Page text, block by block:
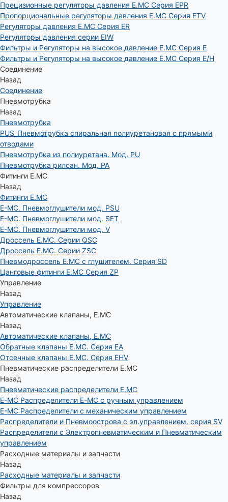
Прецизионные регуляторы давления E.MC Серия EPR
Пропорциональные регуляторы давления E.MC Серия ETV
Регуляторы давления E.MC Серия ER
Регуляторы давления серии EIW
Фильтры и Регуляторы на высокое давление E.MC Серия E
Фильтры и Регуляторы на высокое давление E.MC Серия E/H
Соединение
Назад
Соединение
Пневмотрубка
Назад
Пневмотрубка
PUS_Пневмотрубка спиральная полиуретановая с прямыми
отводами
Пневмотрубка из полиуретана. Мод. РU
Пневмотрубка рилсан. Мод. PA
Фитинги E.MC
Назад
Фитинги E.MC
E-MC. Пневмоглушители мод. PSU
E-MC. Пневмоглушители мод. SET
E-MC. Пневмоглушители мод. V
Дроссель E.MC. Серии QSC
Дроссель E.MC. Серии ZSC
Пневмодроссель E.MC с глушителем. Серия SD
Цанговые фитинги E.MC Серия ZP
Управление
Назад
Управление
Автоматические клапаны, Е.МС
Назад
Автоматические клапаны, Е.МС
Обратные клапаны E.MC. Серия EA
Отсечные клапаны E.MC. Серия EHV
Пневматические распределители E.MC
Назад
Пневматические распределители E.MC
E-MC Распределители E-MC с ручным управлением
E-MC Распределители с механическим управлением
Распределители и Пневмоострова с эл.управлением. серия SV
Распределители с Электропневматическим и Пневматическим
управлением
Расходные материалы и запчасти
Назад
Расходные материалы и запчасти
Фильтры для компрессоров
Назад